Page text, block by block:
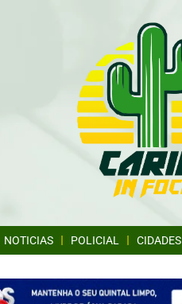
NOTICIAS POLICIAL CIDADES